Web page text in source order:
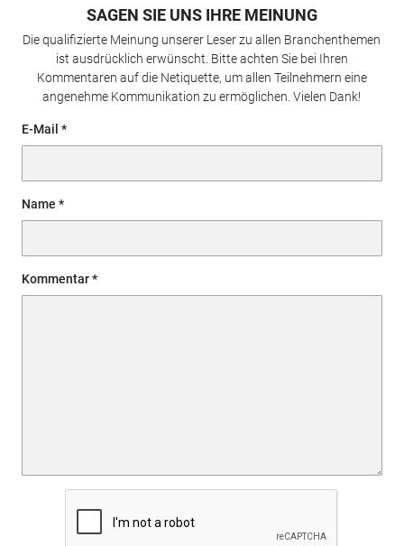
SAGEN SIE UNS IHRE MEINUNG
Die qualifizierte Meinung unserer Leser zu allen Branchenthemen
ist ausdrücklich erwünscht. Bitte achten Sie bei Ihren
Kommentaren auf die Netiquette, um allen Teilnehmern eine
angenehme Kommunikation zu ermöglichen. Vielen Dank!
E-Mail
Name
Kommentar